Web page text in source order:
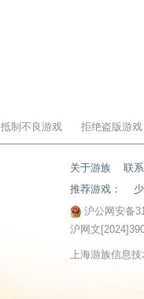
抵制不良游戏 拒绝盗版游戏
关于游族 联
推荐游戏：
沪公网安备
沪网文
上海游族信息